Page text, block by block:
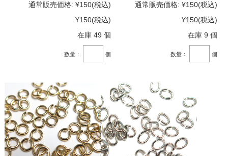
通常販売価格: ¥150(税込)
¥150(税込)
在庫 49 個
数量： 個
通常販売価格: ¥150(税込)
¥150(税込)
在庫 9 個
数量： 個